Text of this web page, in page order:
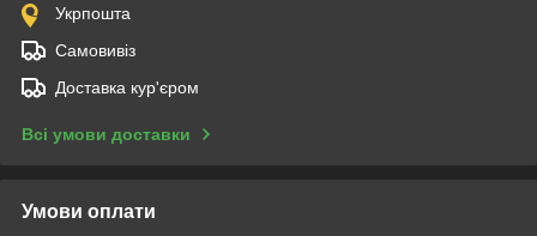
Укрпошта
Самовивіз
Доставка кур'єром
Всі умови доставки
Умови оплати